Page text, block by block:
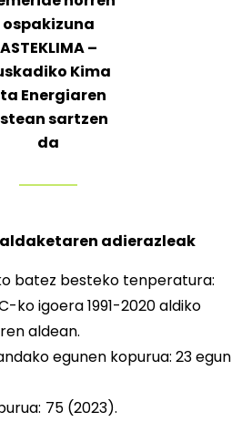
ospakizuna
ASTEKLIMA –
Kima
Energiaren
sartzen
da
adierazleak
batez besteko tenperatura:
ko igoera 1991-2020 aldiko
aldean.
egunen kopurua: 23 egun
75 (2023).